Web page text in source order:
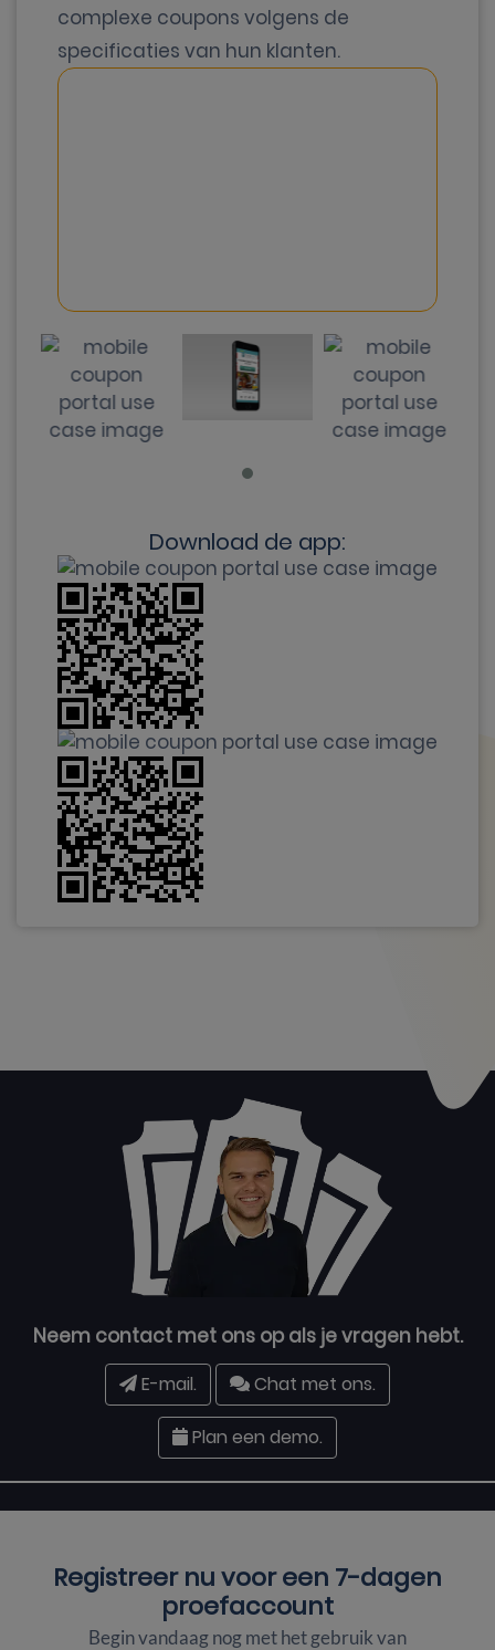
complexe coupons volgens de
specificaties van hun klanten.
Download de app:
Neem contact met ons op als je vragen hebt.
E-mail. Chat met ons.
Plan een demo.
Registreer nu voor een 7-dagen
proefaccount
Begin vandaag nog met het gebruik van